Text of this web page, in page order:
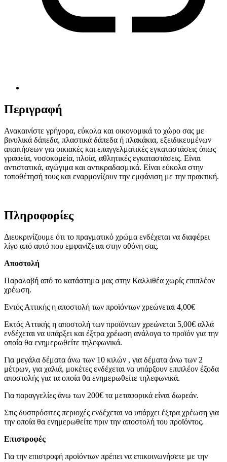
Περιγραφή
Ανακαινίστε γρήγορα, εύκολα και οικονομικά το χώρο σας με
βινυλικά δάπεδα, πλαστικά δάπεδα ή πλακάκια, εξειδικευμένων
απαιτήσεων για οικιακές και επαγγελματικές εγκαταστάσεις όπως
γραφεία, νοσοκομεία, πλοία, αθλητικές εγκαταστάσεις. Είναι
αντιστατικά, αγώγιμα και αντικραδασμικά. Είναι εύκολα στην
τοποθέτησή τους και εναρμονίζουν την εμφάνιση με την πρακτική.
Πληροφορίες
Διευκρινίζουμε ότι το πραγματικό χρώμα ενδέχεται να διαφέρει
λίγο από αυτό που εμφανίζεται στην οθόνη σας.
Αποστολή
Παραλαβή από το κατάστημα μας στην Καλλιθέα χωρίς επιπλέον
χρέωση.
Εντός Αττικής η αποστολή των προϊόντων χρεώνεται 4,00€
Εκτός Αττικής η αποστολή των προϊόντων χρεώνεται 5,00€ αλλά
ενδέχεται να υπάρξει και έξτρα χρέωση ανάλογα το προϊόν για την
οποία θα ενημερωθείτε τηλεφωνικά.
Για μεγάλα δέματα άνω των 10 κιλών , για δέματα άνω των 2
μέτρων, για χαλιά, μοκέτες ενδέχεται να υπάρξουν επιπλέον έξοδα
αποστολής για τα οποία θα ενημερωθείτε τηλεφωνικά.
Για παραγγελίες άνω των 200€ τα μεταφορικά είναι δωρεάν.
Στις δυσπρόσιτες περιοχές ενδέχεται να υπάρχει έξτρα χρέωση για
την οποία θα ενημερωθείτε πριν την αποστολή του προϊόντος.
Επιστροφές
Για την επιστροφή προϊόντων πρέπει να επικοινωνήσετε με την